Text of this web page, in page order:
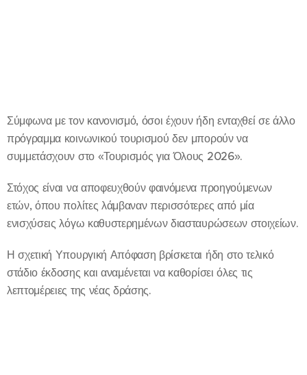
Σύμφωνα με τον κανονισμό, όσοι έχουν ήδη ενταχθεί σε άλλο
πρόγραμμα κοινωνικού τουρισμού δεν μπορούν να
συμμετάσχουν στο «Τουρισμός για Όλους 2026».
Στόχος είναι να αποφευχθούν φαινόμενα προηγούμενων
ετών, όπου πολίτες λάμβαναν περισσότερες από μία
ενισχύσεις λόγω καθυστερημένων διασταυρώσεων στοιχείων.
Η σχετική Υπουργική Απόφαση βρίσκεται ήδη στο τελικό
στάδιο έκδοσης και αναμένεται να καθορίσει όλες τις
λεπτομέρειες της νέας δράσης.